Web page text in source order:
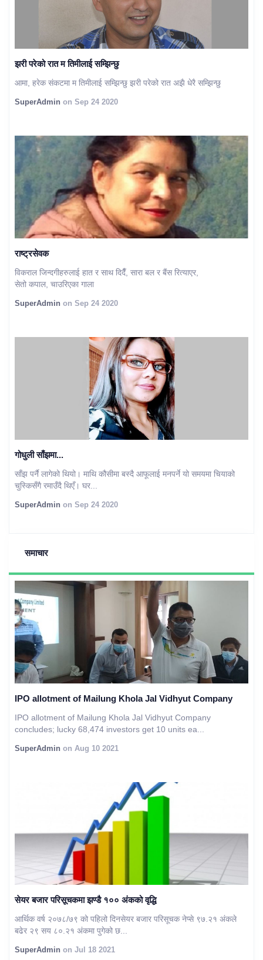
झरी परेको रात म तिमीलाई सम्झिन्छु
आमा, हरेक संकटमा म तिमीलाई सम्झिन्छु झरी परेको रात अझै धेरै सम्झिन्छु
SuperAdmin on Sep 24 2020
राष्ट्रसेवक
विकराल जिन्दगीहरुलाई हात र साथ दिदैँ, सारा बल र बैंस रित्याएर,
सेतो कपाल, चाउरिएका गाला
SuperAdmin on Sep 24 2020
गोधुली साँझमा...
साँझ पर्नै लागेको थियो। माथि कौसीमा बस्दै आफूलाई मनपर्ने यो समयमा चियाको
चुस्किसँगै रमाउँदै थिएँ। घर...
SuperAdmin on Sep 24 2020
समाचार
IPO allotment of Mailung Khola Jal Vidhyut Company
IPO allotment of Mailung Khola Jal Vidhyut Company
concludes; lucky 68,474 investors get 10 units ea...
SuperAdmin on Aug 10 2021
सेयर बजार परिसूचकमा झण्डै १०० अंकको वृद्धि
आर्थिक वर्ष २०७८/७९ को पहिलो दिनसेयर बजार परिसूचक नेप्से ९७.२१ अंकले
बढेर २९ सय ८०.२१ अंकमा पुगेको छ...
SuperAdmin on Jul 18 2021